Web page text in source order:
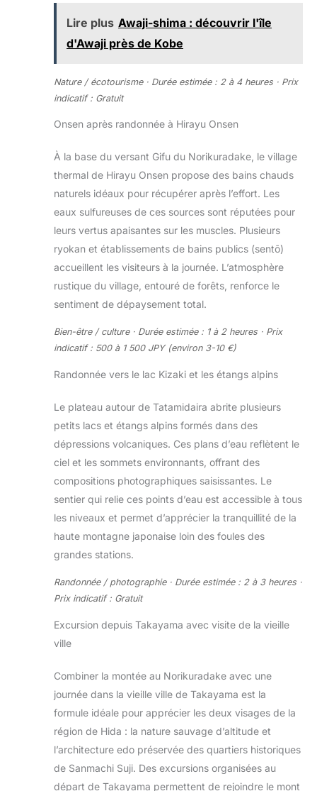
Lire plus Awaji-shima : découvrir l'île
d'Awaji près de Kobe
Nature / écotourisme · Durée estimée : 2 à 4 heures · Prix
indicatif : Gratuit
Onsen après randonnée à Hirayu Onsen
À la base du versant Gifu du Norikuradake, le village
thermal de Hirayu Onsen propose des bains chauds
naturels idéaux pour récupérer après l’effort. Les
eaux sulfureuses de ces sources sont réputées pour
leurs vertus apaisantes sur les muscles. Plusieurs
ryokan et établissements de bains publics (sentō)
accueillent les visiteurs à la journée. L’atmosphère
rustique du village, entouré de forêts, renforce le
sentiment de dépaysement total.
Bien-être / culture · Durée estimée : 1 à 2 heures · Prix
indicatif : 500 à 1 500 JPY (environ 3-10 €)
Randonnée vers le lac Kizaki et les étangs alpins
Le plateau autour de Tatamidaira abrite plusieurs
petits lacs et étangs alpins formés dans des
dépressions volcaniques. Ces plans d’eau reflètent le
ciel et les sommets environnants, offrant des
compositions photographiques saisissantes. Le
sentier qui relie ces points d’eau est accessible à tous
les niveaux et permet d’apprécier la tranquillité de la
haute montagne japonaise loin des foules des
grandes stations.
Randonnée / photographie · Durée estimée : 2 à 3 heures ·
Prix indicatif : Gratuit
Excursion depuis Takayama avec visite de la vieille
ville
Combiner la montée au Norikuradake avec une
journée dans la vieille ville de Takayama est la
formule idéale pour apprécier les deux visages de la
région de Hida : la nature sauvage d’altitude et
l’architecture edo préservée des quartiers historiques
de Sanmachi Suji. Des excursions organisées au
départ de Takayama permettent de rejoindre le mont